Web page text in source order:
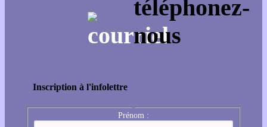
Inscription à l'infolettre
Prénom :